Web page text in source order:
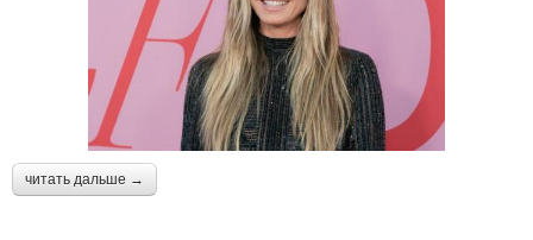
читать дальше →